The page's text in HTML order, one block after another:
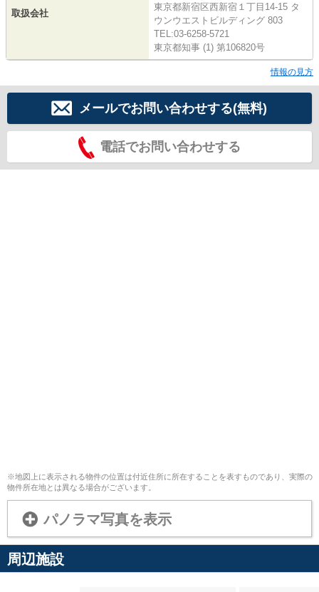
取扱会社
東京都新宿区西新宿１丁目14-15 タ
ウンウエストビルディング 803
TEL:03-6258-5721
東京都知事 (1) 第106820号
情報の見方
メールでお問い合わせする(無料)
電話でお問い合わせする
※地図上に表示される物件の位置は付近住所に所在することを表すものであり、実際の
物件所在地とは異なる場合がございます。
パノラマ写真を表示
周辺施設